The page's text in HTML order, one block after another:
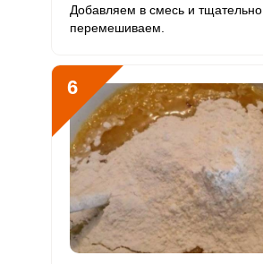
Молибден 92.1 мкг
Добавляем в смесь и тщательно
перемешиваем.
6